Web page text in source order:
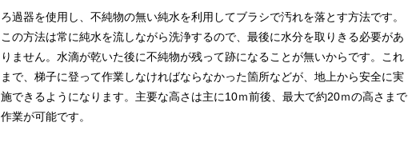
ろ過器を使用し、不純物の無い純水を利用してブラシで汚れを落とす方法です。
この方法は常に純水を流しながら洗浄するので、最後に水分を取りきる必要があ
りません。水滴が乾いた後に不純物が残って跡になることが無いからです。これ
まで、梯子に登って作業しなければならなかった箇所などが、地上から安全に実
施できるようになります。主要な高さは主に10ｍ前後、最大で約20ｍの高さまで
作業が可能です。